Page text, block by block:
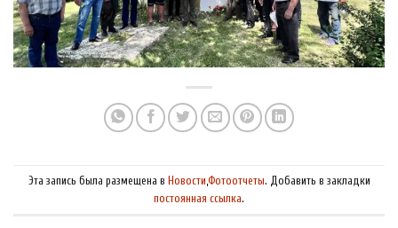
Эта запись была размещена в Новости Фотоотчеты. Добавить в закладки
постоянная ссылка.